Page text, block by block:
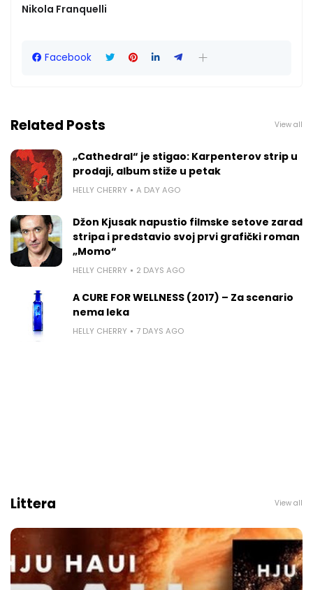
Nikola Franquelli
Facebook
Related Posts View all
„Cathedral“ je stigao: Karpenterov strip u
prodaji, album stiže u petak
HELLY CHERRY A DAY AGO
Džon Kjusak napustio filmske setove zarad
stripa i predstavio svoj prvi grafički roman
„Momo“
HELLY CHERRY 2 DAYS AGO
A CURE FOR WELLNESS (2017) – Za scenario
nema leka
HELLY CHERRY 7 DAYS AGO
Littera View all